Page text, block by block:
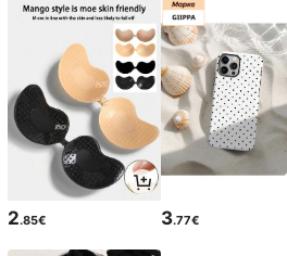
2.85€ 3.77€